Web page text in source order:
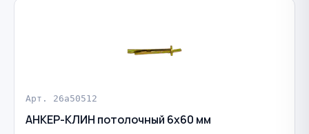
Арт. 26a50512
АНКЕР-КЛИН потолочный 6х60 мм